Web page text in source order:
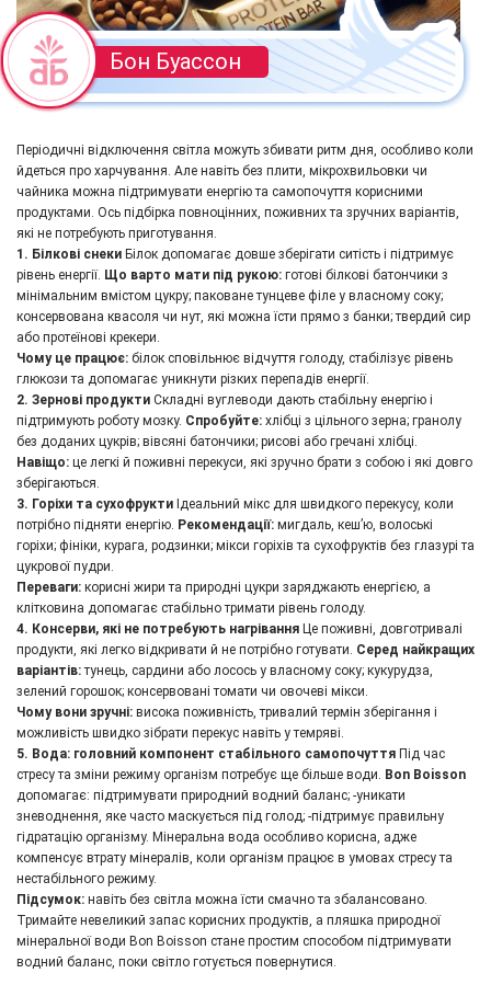
Бон Буассон
Періодичні відключення світла можуть збивати ритм дня, особливо коли
йдеться про харчування. Але навіть без плити, мікрохвильовки чи
чайника можна підтримувати енергію та самопочуття корисними
продуктами. Ось підбірка повноцінних, поживних та зручних варіантів,
які не потребують приготування.
1. Білкові снеки Білок допомагає довше зберігати ситість і підтримує
рівень енергії. Що варто мати під рукою: готові білкові батончики з
мінімальним вмістом цукру; паковане тунцеве філе у власному соку;
консервована квасоля чи нут, які можна їсти прямо з банки; твердий сир
або протеїнові крекери.
Чому це працює: білок сповільнює відчуття голоду, стабілізує рівень
глюкози та допомагає уникнути різких перепадів енергії.
2. Зернові продукти Складні вуглеводи дають стабільну енергію і
підтримують роботу мозку. Спробуйте: хлібці з цільного зерна; гранолу
без доданих цукрів; вівсяні батончики; рисові або гречані хлібці.
Навіщо: це легкі й поживні перекуси, які зручно брати з собою і які довго
зберігаються.
3. Горіхи та сухофрукти Ідеальний мікс для швидкого перекусу, коли
потрібно підняти енергію. Рекомендації: мигдаль, кеш’ю, волоські
горіхи; фініки, курага, родзинки; мікси горіхів та сухофруктів без глазурі та
цукрової пудри.
Переваги: корисні жири та природні цукри заряджають енергією, а
клітковина допомагає стабільно тримати рівень голоду.
4. Консерви, які не потребують нагрівання Це поживні, довготривалі
продукти, які легко відкривати й не потрібно готувати. Серед найкращих
варіантів:тунець, сардини або лосось у власному соку; кукурудза,
зелений горошок; консервовані томати чи овочеві мікси.
Чому вони зручні: висока поживність, тривалий термін зберігання і
можливість швидко зібрати перекус навіть у темряві.
5. Вода: головний компонент стабільного самопочуття Під час
стресу та зміни режиму організм потребує ще більше води. Bon Boisson
допомагає: підтримувати природний водний баланс; -уникати
зневоднення, яке часто маскується під голод; -підтримує правильну
гідратацію організму. Мінеральна вода особливо корисна, адже
компенсує втрату мінералів, коли організм працює в умовах стресу та
нестабільного режиму.
Підсумок: навіть без світла можна їсти смачно та збалансовано.
Тримайте невеликий запас корисних продуктів, а пляшка природної
мінеральної води Bon Boisson стане простим способом підтримувати
водний баланс, поки світло готується повернутися.